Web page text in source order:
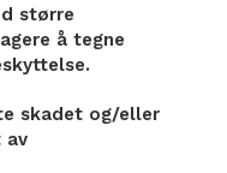
større
å tegne
skadet og/eller
av